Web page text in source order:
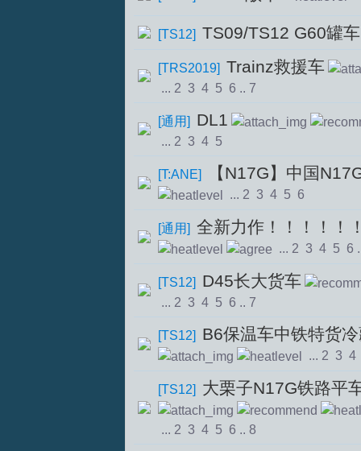
[TS12] TS09/TS12 G60罐车
[TRS2019] Trainz救援车
... 2 3 4 5 6 .. 7
[通用] DL1
... 2 3 4 5
[T:ANE] 【N17G】中国
... 2 3 4 5 6
[通用] 全新力作！！！！！
... 2 3 4 5 6
[TS12] D45长大货车
... 2 3 4 5 6 .. 7
[TS12] B6保温车中铁特货
... 2 3 4
[TS12] 大栗子N17G铁路平
... 2 3 4 5 6 .. 8